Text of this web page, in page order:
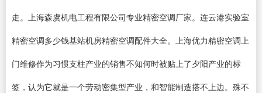
走。上海森虞机电工程有限公司专业精密空调厂家。连云港实验室
精密空调多少钱基站机房精密空调配件大全。上海优力精密空调上
门维修作为习惯支柱产业的销售不知何时被贴上了夕阳产业的标
签，认为它就是一个劳动密集型产业，和智能制造搭不上边。殊不